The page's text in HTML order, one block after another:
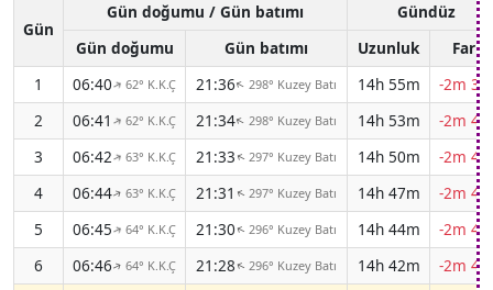
Gün
Gün doğumu / Gün batımı
Gündüz
Gün doğumu
Gün batımı Uzunluk
Fark
1
06:40↑62° K.K.Ç 21:36↑298° Kuzey Batı 14h 55m
-2m
2
06:41 ↑62° K.K.Ç 21:34↑298° Kuzey Batı 14h 53m
-2m
3
06:42↑63° K.K.Ç 21:33↑297° Kuzey Batı 14h 50m
-2m
4
06:44↑63° K.K.Ç 21:31 ↑297° Kuzey Batı 14h 47m
-2m
5
06:45↑64° K.K.Ç 21:30↑296° Kuzey Batı 14h 44m
-2m
6
06:46↑64° K.K.Ç 21:28↑296° Kuzey Batı 14h 42m
-2m